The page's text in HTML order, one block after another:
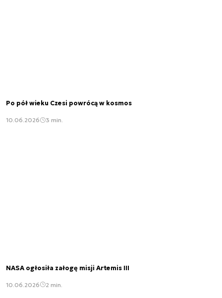
Po pół wieku Czesi powrócą w kosmos
10.06.2026 3 min.
NASA ogłosiła załogę misji Artemis III
10.06.2026 2 min.